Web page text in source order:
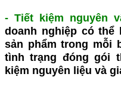
- Tiết kiệm nguyên
doanh nghiệp có
sản phẩm trong mỗi
tình trạng đóng gói
kiệm nguyên liệu và